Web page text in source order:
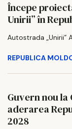
Începe
Unirii” în
Autostrada „Unirii”
REPUBLICA
Guvern nou
aderarea
2028